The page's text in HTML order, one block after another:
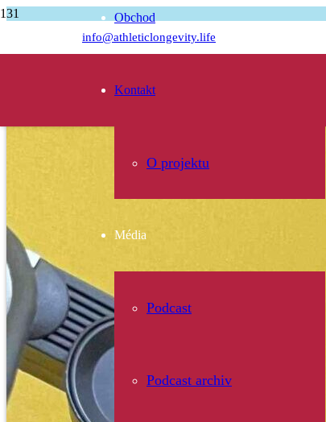
info@athleticlongevity.life
Obchod
Kontakt
O projektu
Média
Podcast
Podcast archiv
Zuzana Hejnová – Trénovala jsem málo, a proto jsem měla